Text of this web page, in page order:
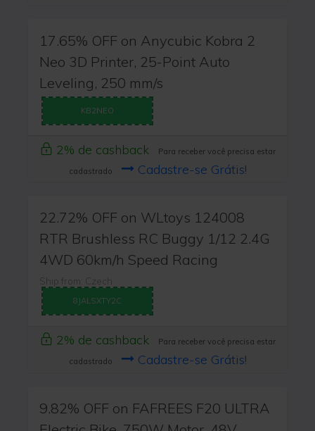
17.65% OFF on Anycubic Kobra 2
Neo 3D Printer, 25-Point Auto
Leveling, 250 mm/s
KB2NEO
2% de cashback
Para receber você precisa estar
cadastrado
Cadastre-se Grátis!
22.72% OFF on WLtoys 124008
RTR Brushless RC Buggy 1/12 2.4G
4WD 60km/h Speed Racing
Ship from: Czech
8JALSXTY2C
2% de cashback
Para receber você precisa estar
cadastrado
Cadastre-se Grátis!
9.82% OFF on FAFREES F20 ULTRA